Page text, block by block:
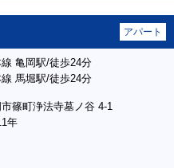
アパート
線 亀岡駅/徒歩24分
線 馬堀駅/徒歩24分
篠町浄法寺墓ノ谷 4-1
年